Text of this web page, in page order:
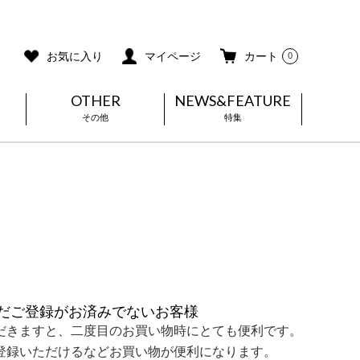
お気に入り マイページ カート 0
OTHER
その他
NEWS&FEATURE
特集
ご登録がお済みでないお客様
ますと、二度目のお買い物時にとても便利です。
いただけるなどお買い物が便利になります。